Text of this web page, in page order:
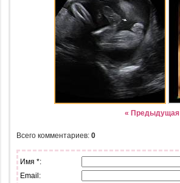
« Предыдущая
Всего комментариев: 0
Имя *:
Email: